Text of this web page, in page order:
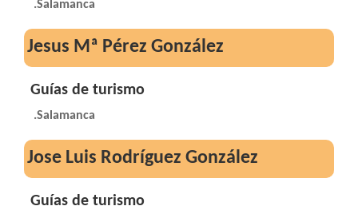
.Salamanca
Jesus Mª Pérez González
Guías de turismo
.Salamanca
Jose Luis Rodríguez González
Guías de turismo